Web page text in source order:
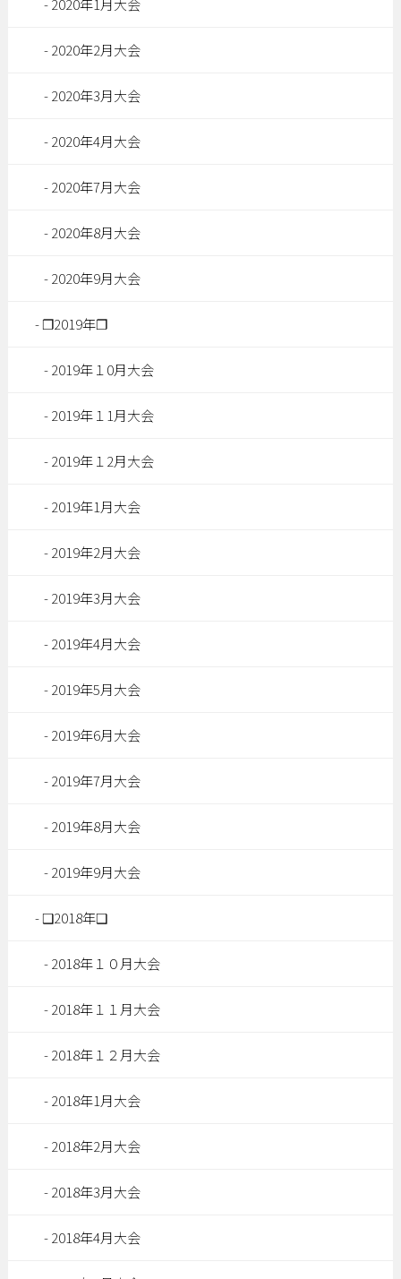
2020年2月大会
2020年3月大会
2020年4月大会
2020年7月大会
2020年8月大会
2020年9月大会
❐2019年❐
2019年１0月大会
2019年１1月大会
2019年１2月大会
2019年1月大会
2019年2月大会
2019年3月大会
2019年4月大会
2019年5月大会
2019年6月大会
2019年7月大会
2019年8月大会
2019年9月大会
❑2018年❑
2018年１０月大会
2018年１１月大会
2018年１２月大会
2018年1月大会
2018年2月大会
2018年3月大会
2018年4月大会